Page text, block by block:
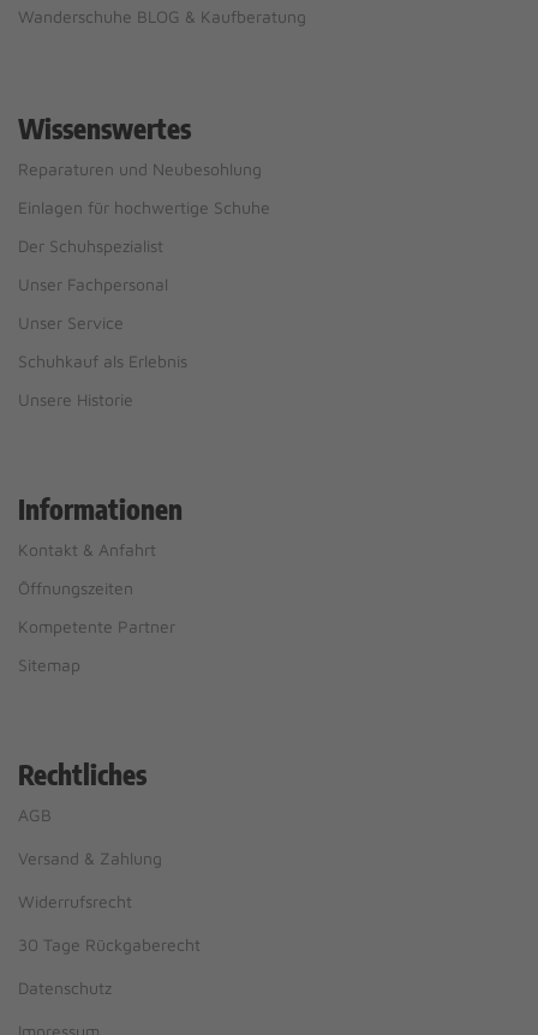
Wanderschuhe BLOG & Kaufberatung
Wissenswertes
Reparaturen und Neubesohlung
Einlagen für hochwertige Schuhe
Der Schuhspezialist
Unser Fachpersonal
Unser Service
Schuhkauf als Erlebnis
Unsere Historie
Informationen
Kontakt & Anfahrt
Öffnungszeiten
Kompetente Partner
Sitemap
Rechtliches
AGB
Versand & Zahlung
Widerrufsrecht
30 Tage Rückgaberecht
Datenschutz